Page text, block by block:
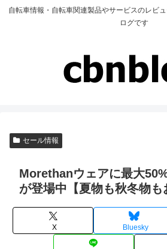
自転車情報・自転車関連製品やサービスのレビ
ログです
セール情報
Morethanウェアに最大
が登場中【夏物も秋冬物も
X Bluesky